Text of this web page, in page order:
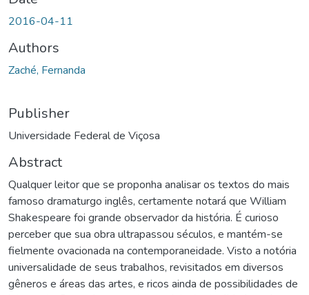
2016-04-11
Authors
Zaché, Fernanda
Publisher
Universidade Federal de Viçosa
Abstract
Qualquer leitor que se proponha analisar os textos do mais
famoso dramaturgo inglês, certamente notará que William
Shakespeare foi grande observador da história. É curioso
perceber que sua obra ultrapassou séculos, e mantém-se
fielmente ovacionada na contemporaneidade. Visto a notória
universalidade de seus trabalhos, revisitados em diversos
gêneros e áreas das artes, e ricos ainda de possibilidades de